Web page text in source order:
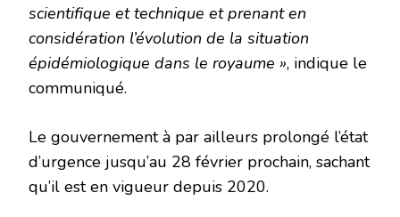
scientifique et technique et prenant en
considération l’évolution de la situation
épidémiologique dans le royaume », indique le
communiqué.
Le gouvernement à par ailleurs prolongé l’état
d’urgence jusqu’au 28 février prochain, sachant
qu’il est en vigueur depuis 2020.